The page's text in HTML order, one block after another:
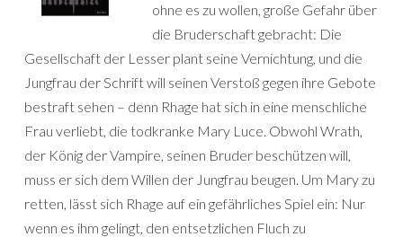
ohne es zu wollen, große Gefahr über
die Bruderschaft gebracht: Die
Gesellschaft der Lesser plant seine Vernichtung, und die
Jungfrau der Schrift will seinen Verstoß gegen ihre Gebote
bestraft sehen – denn Rhage hat sich in eine menschliche
Frau verliebt, die todkranke Mary Luce. Obwohl Wrath,
der König der Vampire, seinen Bruder beschützen will,
muss er sich dem Willen der Jungfrau beugen. Um Mary zu
retten, lässt sich Rhage auf ein gefährliches Spiel ein: Nur
wenn es ihm gelingt, den entsetzlichen Fluch zu